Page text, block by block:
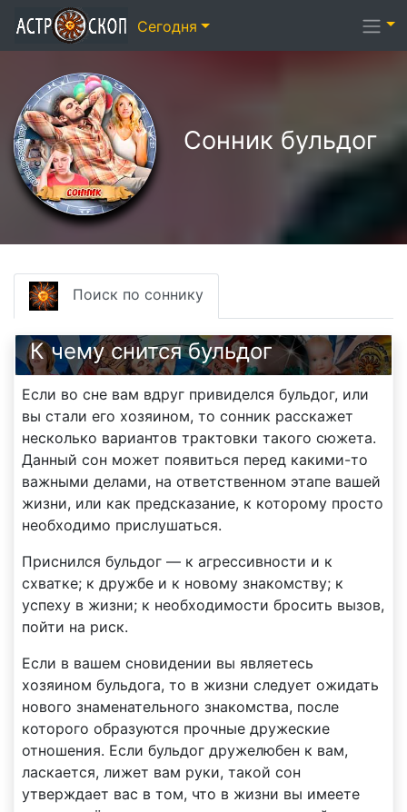
Сонник бульдог
Поиск по соннику
К чему снится бульдог
Если во сне вам вдруг привиделся бульдог, или
вы стали его хозяином, то сонник расскажет
несколько вариантов трактовки такого сюжета.
Данный сон может появиться перед какими-то
важными делами, на ответственном этапе вашей
жизни, или как предсказание, к которому просто
необходимо прислушаться.
Приснился бульдог — к агрессивности и к
схватке; к дружбе и к новому знакомству; к
успеху в жизни; к необходимости бросить вызов,
пойти на риск.
Если в вашем сновидении вы являетесь
хозяином бульдога, то в жизни следует ожидать
нового знаменательного знакомства, после
которого образуются прочные дружеские
отношения. Если бульдог дружелюбен к вам,
ласкается, лижет вам руки, такой сон
утверждает вас в том, что в жизни вы имеете
Сегодня